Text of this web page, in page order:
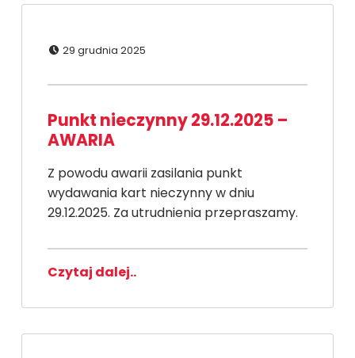
29 grudnia 2025
Punkt nieczynny 29.12.2025 –
AWARIA
Z powodu awarii zasilania punkt
wydawania kart nieczynny w dniu
29.12.2025. Za utrudnienia przepraszamy.
Czytaj dalej..